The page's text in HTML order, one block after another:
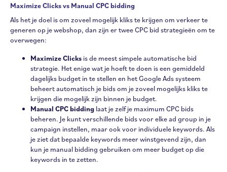
Maximize Clicks vs Manual CPC bidding
Als het je doel is om zoveel mogelijk kliks te krijgen om verkeer te
generen op je webshop, dan zijn er twee CPC bid strategieën om te
overwegen:
Maximize Clicks is de meest simpele automatische bid
strategie. Het enige wat je hoeft te doen is een gemiddeld
dagelijks budget in te stellen en het Google Ads systeem
beheert automatisch je bids om je zoveel mogelijks kliks te
krijgen die mogelijk zijn binnen je budget.
Manual CPC bidding laat je zelf je maximum CPC bids
beheren. Je kunt verschillende bids voor elke ad group in je
campaign instellen, maar ook voor individuele keywords. Als
je ziet dat bepaalde keywords meer winstgevend zijn, dan
kun je manual bidding gebruiken om meer budget op die
keywords in te zetten.